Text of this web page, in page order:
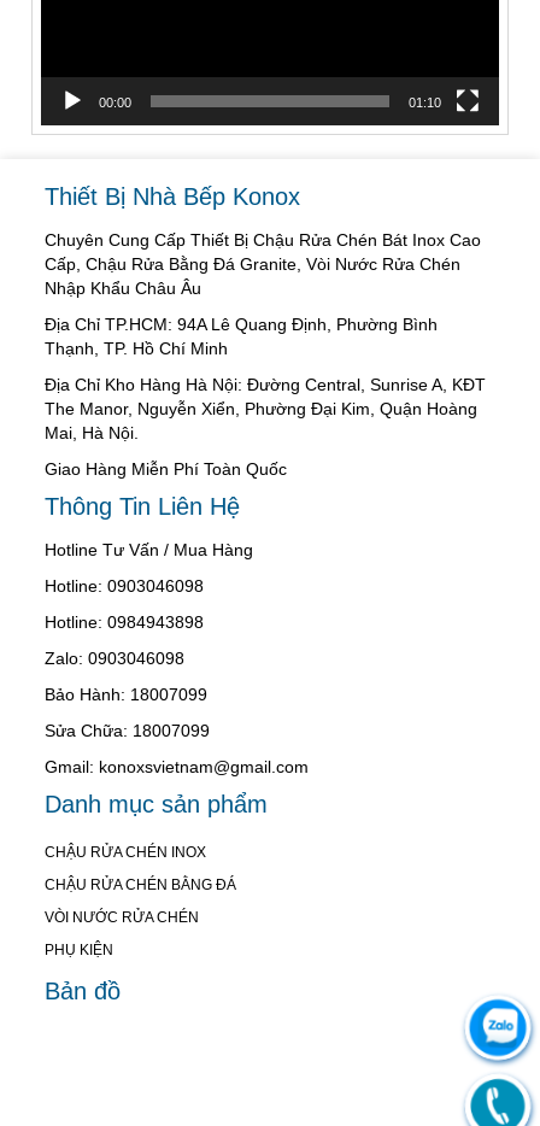
00:00 01:10
Thiết Bị Nhà Bếp Konox
Chuyên Cung Cấp Thiết Bị Chậu Rửa Chén Bát Inox Cao
Cấp, Chậu Rửa Bằng Đá Granite, Vòi Nước Rửa Chén
Nhập Khẩu Châu Âu
Địa Chỉ TP.HCM: 94A Lê Quang Định, Phường Bình
Thạnh, TP. Hồ Chí Minh
Địa Chỉ Kho Hàng Hà Nội: Đường Central, Sunrise A, KĐT
The Manor, Nguyễn Xiển, Phường Đại Kim, Quận Hoàng
Mai, Hà Nội.
Giao Hàng Miễn Phí Toàn Quốc
Thông Tin Liên Hệ
Hotline Tư Vấn / Mua Hàng
Hotline: 0903046098
Hotline: 0984943898
Zalo: 0903046098
Bảo Hành: 18007099
Sửa Chữa: 18007099
Gmail: konoxsvietnam@gmail.com
Danh mục sản phẩm
CHẬU RỬA CHÉN INOX
CHẬU RỬA CHÉN BẰNG ĐÁ
VÒI NƯỚC RỬA CHÉN
PHỤ KIỆN
Bản đồ